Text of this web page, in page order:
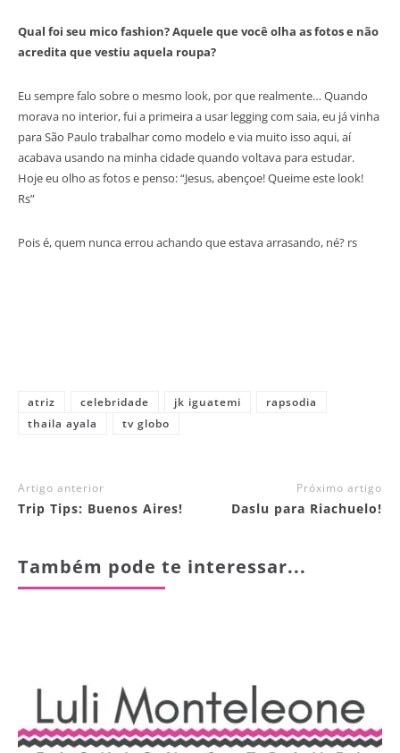
Qual foi seu mico fashion? Aquele que você olha as fotos e não
acredita que vestiu aquela roupa?
Eu sempre falo sobre o mesmo look, por que realmente… Quando
morava no interior, fui a primeira a usar legging com saia, eu já vinha
para São Paulo trabalhar como modelo e via muito isso aqui, aí
acabava usando na minha cidade quando voltava para estudar.
Hoje eu olho as fotos e penso: “Jesus, abençoe! Queime este look!
Rs”
Pois é, quem nunca errou achando que estava arrasando, né? rs
atriz celebridade jk iguatemi
rapsodia
thaila ayala
tv globo
Artigo anterior
Trip Tips: Buenos Aires!
Próximo artigo
Daslu para Riachuelo!
Também pode te interessar...